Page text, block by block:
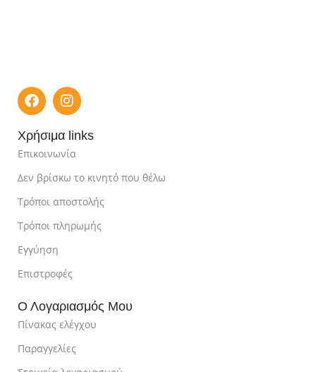
Χρήσιμα links
Επικοινωνία
Δεν βρίσκω το κινητό που θέλω
Τρόποι αποστολής
Τρόποι πληρωμής
Εγγύηση
Επιστροφές
Ο Λογαριασμός Μου
Πίνακας ελέγχου
Παραγγελίες